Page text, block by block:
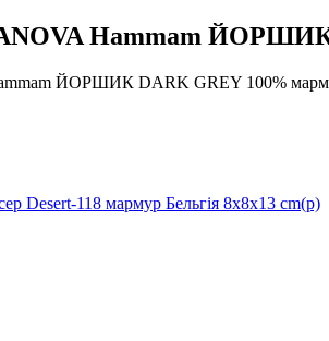
Hammam
ЙОРШИК DARK GREY 100%
Desert-118 мармур Бельгія 8x8x13 cm(р)